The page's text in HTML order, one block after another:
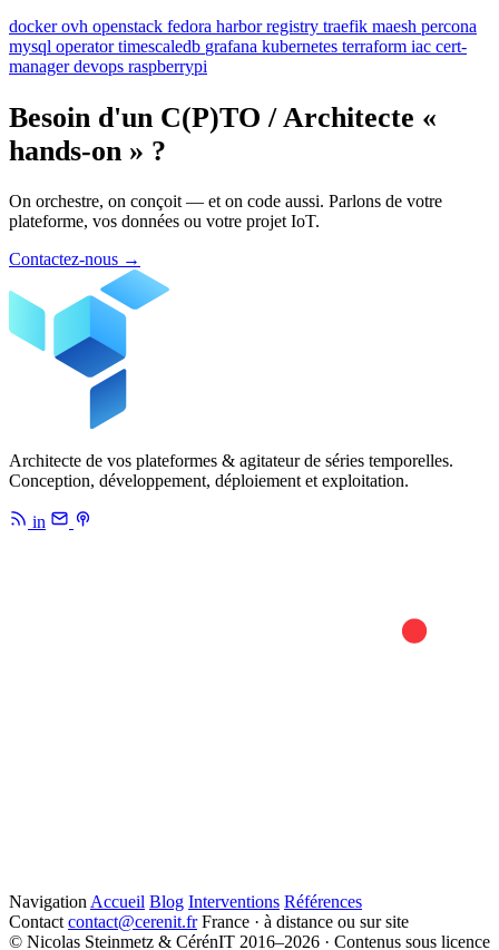
docker ovh openstack fedora harbor registry traefik maesh percona
mysql operator timescaledb grafana kubernetes terraform iac cert-
manager devops raspberrypi
Besoin d'un C(P)TO / Architecte «
hands-on » ?
On orchestre, on conçoit — et on code aussi. Parlons de votre
plateforme, vos données ou votre projet IoT.
Contactez-nous →
Architecte de vos plateformes & agitateur de séries temporelles.
Conception, développement, déploiement et exploitation.
in
Navigation Accueil Blog Interventions Références
Contact contact@cerenit.fr France · à distance ou sur site
© Nicolas Steinmetz & CérénIT 2016–2026 · Contenus sous licence